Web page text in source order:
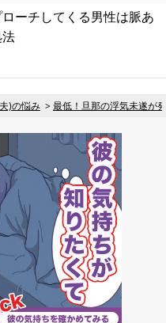
ーチしてくる男性は脈あ
)の悩み 最低！旦那の浮気未遂が